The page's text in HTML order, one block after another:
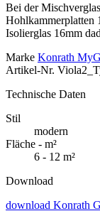
Bei der
Hohlkammerplatten
Isolierglas 16mm
Marke Konrath
Artikel-Nr.
Technische Daten
Stil
modern
Fläche - m²
6 - 12 m²
Download
download Konrath